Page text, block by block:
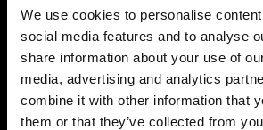
We use cookies to personalise
social media features and to analyse
share information about your use of
media, advertising and analytics
combine it with other information that
them or that they’ve collected from
Auf der Karte anzeigen
89,90 €
Tickets kaufen